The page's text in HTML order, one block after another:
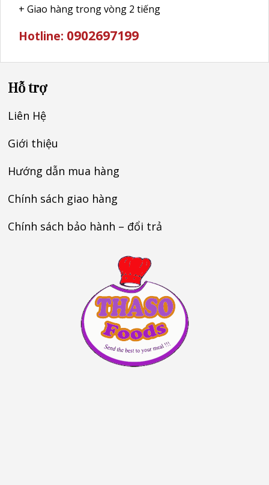
+ Giao hàng trong vòng 2 tiếng
Hotline: 0902697199
Hỗ trợ
Liên Hệ
Giới thiệu
Hướng dẫn mua hàng
Chính sách giao hàng
Chính sách bảo hành – đổi trả